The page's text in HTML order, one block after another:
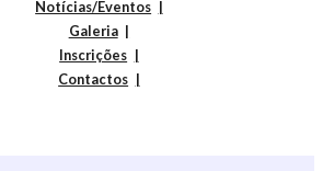
Notícias/Eventos
Galeria
Inscrições
Contactos